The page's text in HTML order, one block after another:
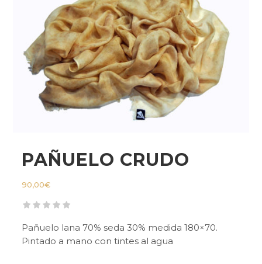
PAÑUELO CRUDO
90,00€
Pañuelo lana 70% seda 30% medida 180×70.
Pintado a mano con tintes al agua